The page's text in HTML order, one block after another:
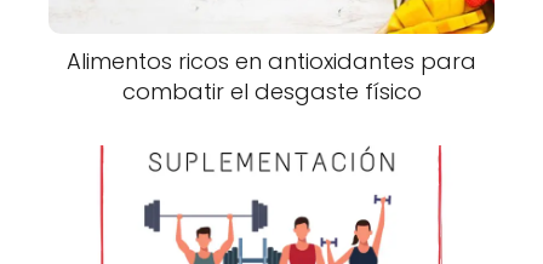
Alimentos ricos en antioxidantes para
combatir el desgaste físico